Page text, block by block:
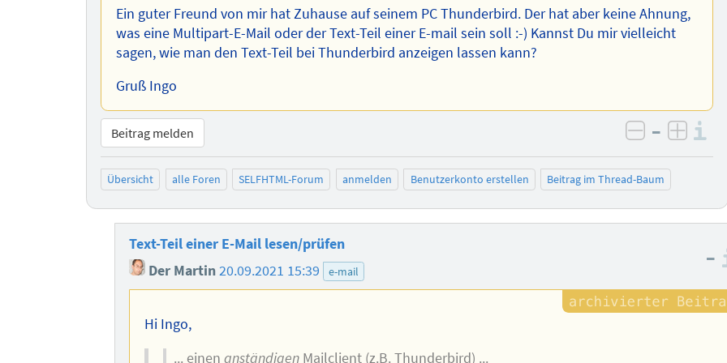
Ein guter Freund von mir hat Zuhause auf seinem PC Thunderbird. Der hat aber keine Ahnung,
was eine Multipart-E-Mail oder der Text-Teil einer E-mail sein soll :-) Kannst Du mir vielleicht
sagen, wie man den Text-Teil bei Thunderbird anzeigen lassen kann?
Gruß Ingo
Beitrag melden negativ
–
Übersicht alle Foren SELFHTML-Forum anmelden Benutzerkonto erstellen Beitrag im Thread-Baum
Text-Teil einer E-Mail lesen/prüfen
Der Martin20.09.2021 15:39 e-mail
–
Hi Ingo,
... einen anständigenMailclient (z.B. Thunderbird) ...